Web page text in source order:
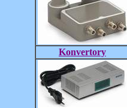
Konvertory